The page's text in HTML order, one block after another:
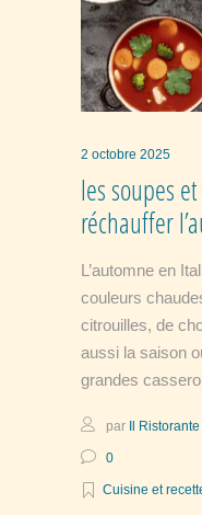
2 octobre 2025
les soupes
réchauffer
L’automne en
couleurs
citrouilles, de
aussi la saison
grandes
par Il Ristorante
0
Cuisine et